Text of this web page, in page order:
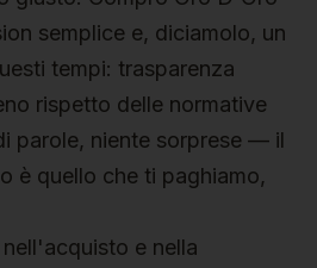
semplice e, diciamolo, un
tempi: trasparenza
rispetto delle normative
parole, niente sorprese — il
è quello che ti paghiamo,
e nella